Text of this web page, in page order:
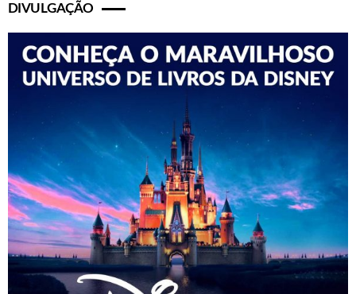
DIVULGAÇÃO